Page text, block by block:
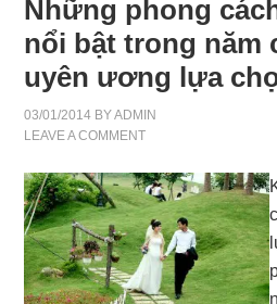
Những phong
nổi bật trong năm
uyên ương lựa
03/01/2014 BYADMIN
LEAVE A COMMENT